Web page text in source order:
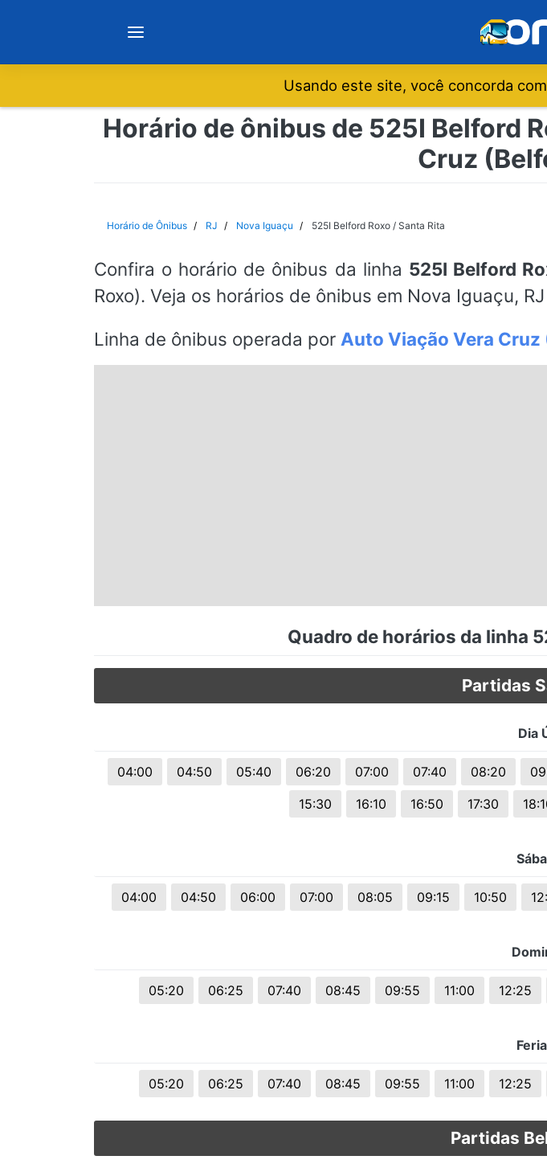
Notícias
São Paulo
Espírito Santo
Usando este site, você concorda
Horário de ônibus de 525I Belford
Cruz
Horário de Ônibus RJ Nova Iguaçu 525I Belford Roxo / Santa Rita
Confira o horário de ônibus da linha 525I Belford
Roxo). Veja os horários de ônibus em Nova Iguaçu,
Linha de ônibus operada por Auto Viação Vera Cruz
Quadro de horários da linha
Partidas
Dia
04:00 04:50 05:40 06:20 07:00 07:40 08:20
15:30
16:10 16:50 17:30
04:00 04:50 06:00 07:00 08:05 09:15 10:50
05:20 06:25 07:40 08:45 09:55 11:00 12:25
05:20 06:25 07:40 08:45 09:55 11:00 12:25
Partidas